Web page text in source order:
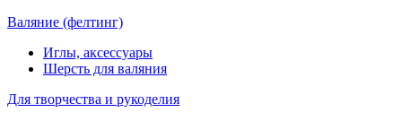
Валяние (фелтинг)
Иглы, аксессуары
Шерсть для валяния
Для творчества и рукоделия